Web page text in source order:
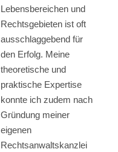
Lebensbereichen und
Rechtsgebieten ist oft
ausschlaggebend für
den Erfolg. Meine
theoretische und
praktische Expertise
konnte ich zudem nach
Gründung meiner
eigenen
Rechtsanwaltskanzlei